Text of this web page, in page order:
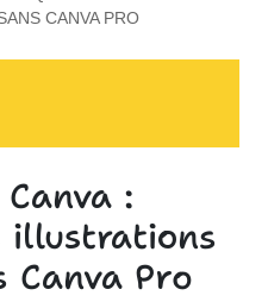
CANVA PRO
:
illustrations
Pro